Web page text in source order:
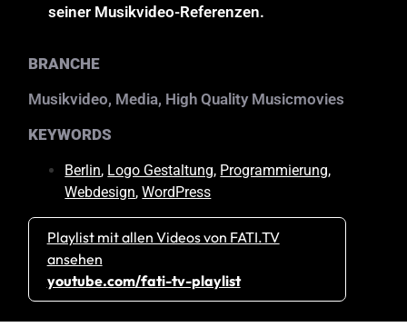
seiner Musikvideo-Referenzen.
BRANCHE
Musikvideo, Media, High Quality Musicmovies
KEYWORDS
Berlin, Logo Gestaltung, Programmierung,
Webdesign,WordPress
Playlist mit allen Videos von FATI.TV
ansehen
youtube.com/fati-tv-playlist